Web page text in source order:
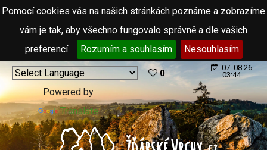
Pomocí cookies vás na našich stránkách poznáme a zobrazíme
vám je tak, aby všechno fungovalo správně a dle vašich
preferencí.
Rozumím a souhlasím Nesouhlasím
Powered by
Translate
0
07. 08.26
03:44